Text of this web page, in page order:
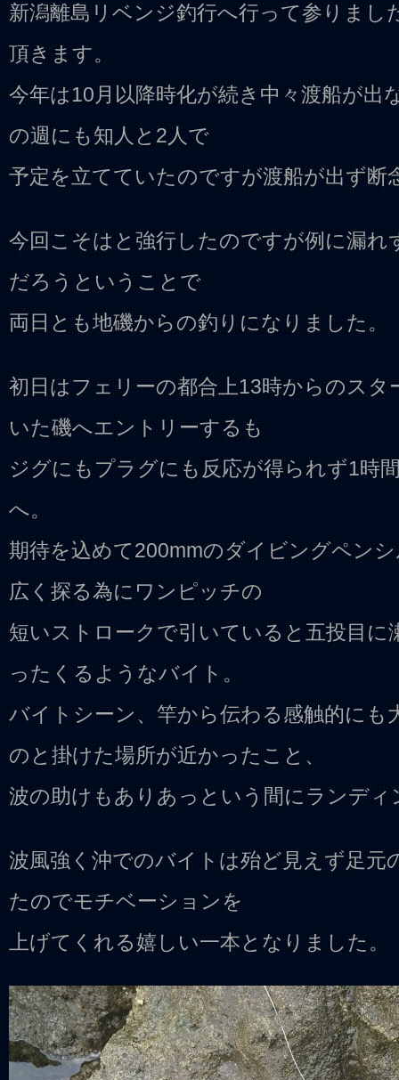
新潟離島リベンジ釣行へ行って参りまし
頂きます。
今年は10月以降時化が続き中々渡船が出
の週にも知人と2人で
予定を立てていたのですが渡船が出ず断
今回こそはと強行したのですが例に漏れ
だろうということで
両日とも地磯からの釣りになりました。
初日はフェリーの都合上13時からのス
いた磯へエントリーするも
ジグにもプラグにも反応が得られず1時
へ。
期待を込めて200mmのダイビングペン
広く探る為にワンピッチの
短いストロークで引いていると五投目に
ったくるようなバイト。
バイトシーン、竿から伝わる感触的にも
のと掛けた場所が近かったこと、
波の助けもありあっという間にランディ
波風強く沖でのバイトは殆ど見えず足元
たのでモチベーションを
上げてくれる嬉しい一本となりました。